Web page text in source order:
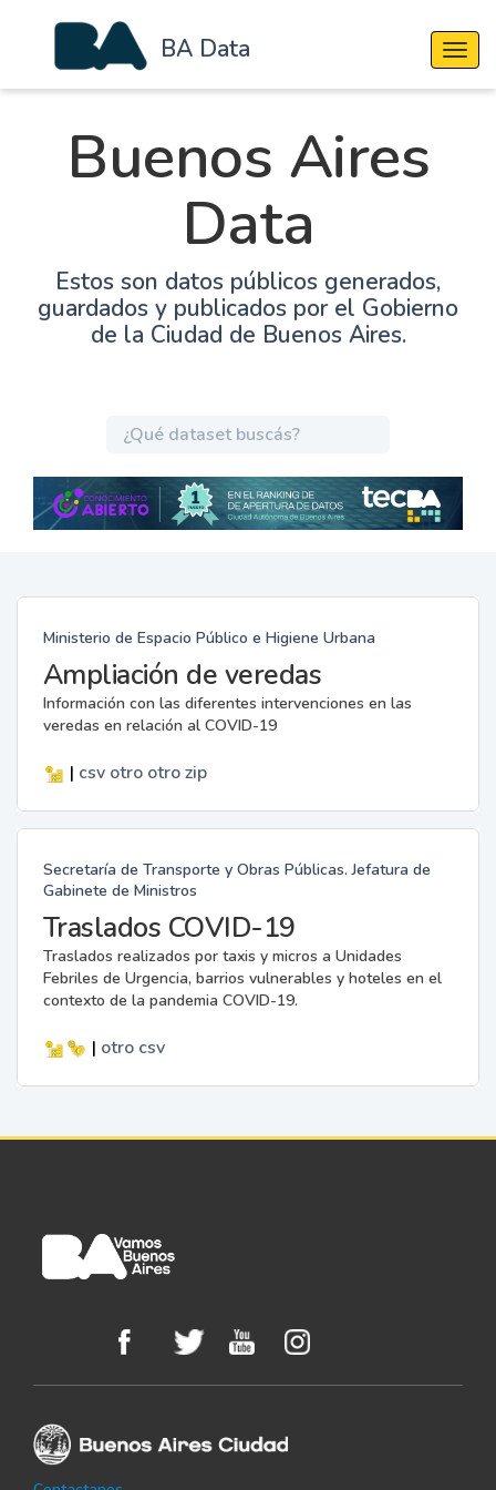
BA Data
Buenos Aires
Data
Estos son datos públicos generados,
guardados y publicados por el Gobierno
de la Ciudad de Buenos Aires.
Ministerio de Espacio Público e Higiene Urbana
Ampliación de veredas
Información con las diferentes intervenciones en las
veredas en relación al COVID-19
| csv otro otro zip
Secretaría de Transporte y Obras Públicas. Jefatura de
Gabinete de Ministros
Traslados COVID-19
Traslados realizados por taxis y micros a Unidades
Febriles de Urgencia, barrios vulnerables y hoteles en el
contexto de la pandemia COVID-19.
| otro csv